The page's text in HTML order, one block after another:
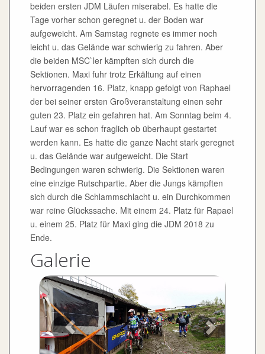
beiden ersten JDM Läufen miserabel. Es hatte die
Tage vorher schon geregnet u. der Boden war
aufgeweicht. Am Samstag regnete es immer noch
leicht u. das Gelände war schwierig zu fahren. Aber
die beiden MSC`ler kämpften sich durch die
Sektionen. Maxi fuhr trotz Erkältung auf einen
hervorragenden 16. Platz, knapp gefolgt von Raphael
der bei seiner ersten Großveranstaltung einen sehr
guten 23. Platz ein gefahren hat. Am Sonntag beim 4.
Lauf war es schon fraglich ob überhaupt gestartet
werden kann. Es hatte die ganze Nacht stark geregnet
u. das Gelände war aufgeweicht. Die Start
Bedingungen waren schwierig. Die Sektionen waren
eine einzige Rutschpartie. Aber die Jungs kämpften
sich durch die Schlammschlacht u. ein Durchkommen
war reine Glückssache. Mit einem 24. Platz für Rapael
u. einem 25. Platz für Maxi ging die JDM 2018 zu
Ende.
Galerie